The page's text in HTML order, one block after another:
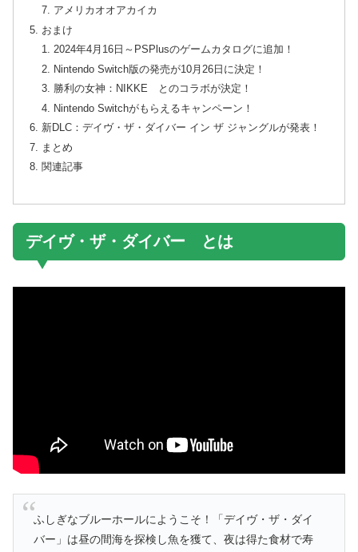
アメリカオオアカイカ
おまけ
2024年4月16日～PSPlusのゲームカタログに追加！
Nintendo Switch版の発売が10月26日に決定！
勝利の女神：NIKKE とのコラボが決定！
Nintendo Switchがもらえるキャンペーン！
新DLC：デイヴ・ザ・ダイバー イン ザ ジャングルが発表！
まとめ
関連記事
デイヴ・ザ・ダイバー とは
ふしぎなブルーホールにようこそ！「デイヴ・ザ・ダイ
バー」は昼の間海を探検し魚を獲て、夜は得た食材で寿